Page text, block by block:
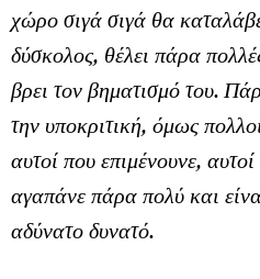
χώρο σιγά σιγά θα
δύσκολος, θέλει πάρα
βρει τον βηματισμό του.
την υποκριτική, όμως
αυτοί που επιμένουνε,
αγαπάνε πάρα πολύ και
αδύνατο δυνατό.